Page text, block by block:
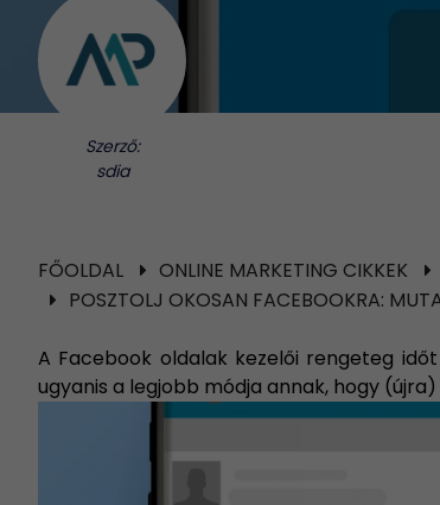
Szerző:
sdia
FŐOLDAL ONLINE MARKETING CIKKEK
POSZTOLJ OKOSAN FACEBOOKRA:
A Facebook oldalak kezelői rengeteg
ugyanis a legjobb módja annak, hogy